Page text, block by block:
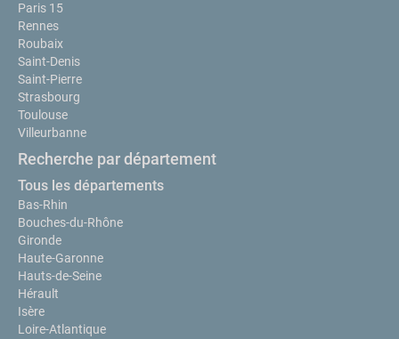
Paris 15
Rennes
Roubaix
Saint-Denis
Saint-Pierre
Strasbourg
Toulouse
Villeurbanne
Recherche par département
Tous les départements
Bas-Rhin
Bouches-du-Rhône
Gironde
Haute-Garonne
Hauts-de-Seine
Hérault
Isère
Loire-Atlantique